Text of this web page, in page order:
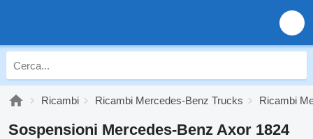
Ricambi Ricambi Mercedes-Benz Trucks Ricambi
Sospensioni Mercedes-Benz Axor 1824